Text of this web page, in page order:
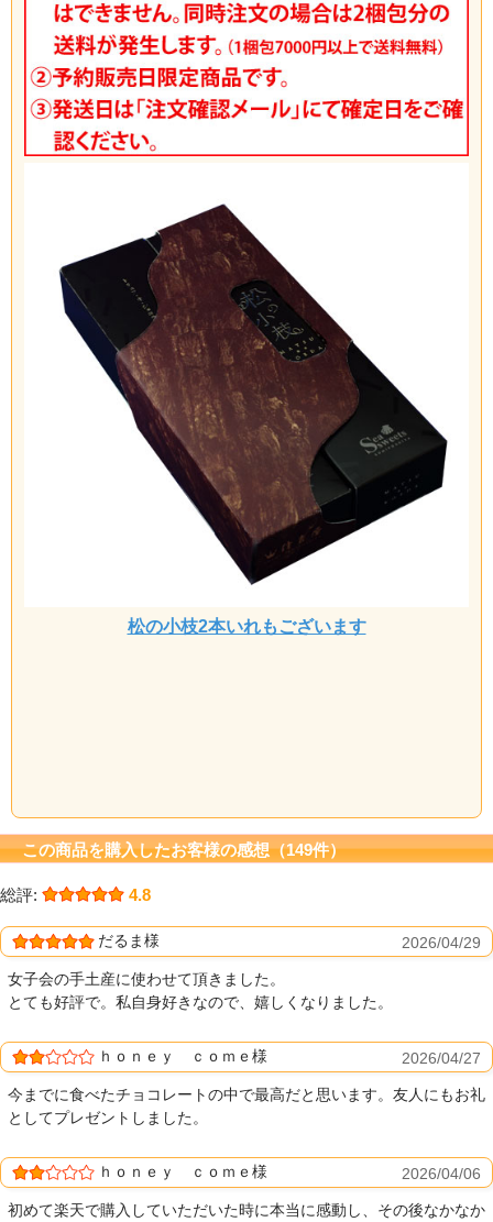
松の小枝2本いれもございます
この商品を購入したお客様の感想（149件）
総評: 4.8
だるま様 2026/04/29
女子会の手土産に使わせて頂きました。
とても好評で。私自身好きなので、嬉しくなりました。
ｈｏｎｅｙ ｃｏｍｅ様 2026/04/27
今までに食べたチョコレートの中で最高だと思います。友人にもお礼
としてプレゼントしました。
ｈｏｎｅｙ ｃｏｍｅ様 2026/04/06
初めて楽天で購入していただいた時に本当に感動し、その後なかなか